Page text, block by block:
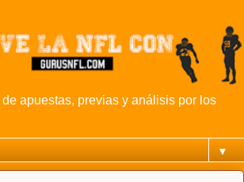
apuestas, previas y análisis por los
▼